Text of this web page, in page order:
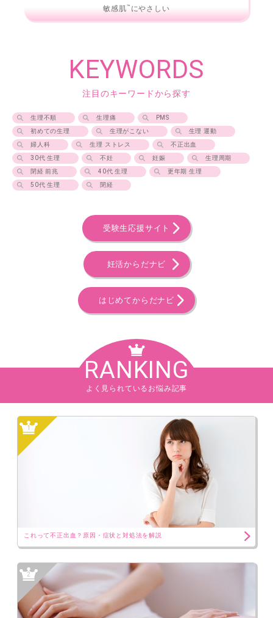
敏感肌™ にやさしい
KEYWORDS
注目のキーワードから探す
生理不順 生理痛
PMS
初めての生理
生理がこない
生理 運動
婦人科
生理 ストレス
不正出血
30代 生理
不妊 妊娠
生理周期
閉経 前兆
40代 生理
更年期 生理
50代 生理
閉経
受験生応援サイト
妊活からだナビ
はじめてからだナビ
RANKING
よく見られているお悩み記事
1
これって不正出血？原因・症状と対処法を解説
2